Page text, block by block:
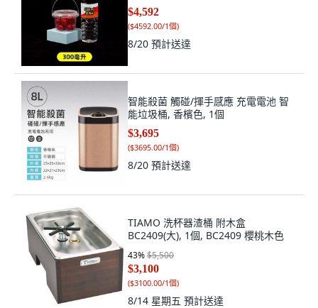
$4,592
($4592.00/1個)
8/20 預計送達
智能殺菌 觸碰/揮手感應 充電電池 智
能垃圾桶, 香檳色, 1個
$3,695
($3695.00/1個)
8/20 預計送達
TIAMO 洗杯器渣桶 附木盒
BC2409(大), 1個, BC2409 櫻桃木色
43%$5,500
$3,100
($3100.00/1個)
8/14 星期五 預計送達